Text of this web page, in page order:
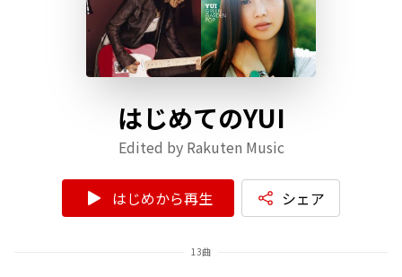
はじめてのYUI
Edited by Rakuten Music
はじめから再生 シェア
13曲